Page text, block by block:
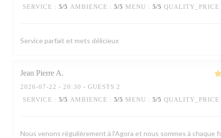
SERVICE : 5/5 AMBIENCE : 5/5 MENU : 5/5 QUALITY_PRICE
Service parfait et mets délicieux
Jean Pierre A
2026-07-22 - 20:30 - GUESTS 2
SERVICE : 5/5 AMBIENCE : 5/5 MENU : 5/5 QUALITY_PRICE
Nous venons régulièrement à l'Agora et nous sommes à chaque